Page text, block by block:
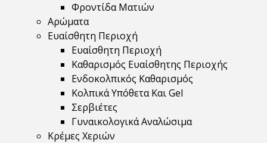
Φροντίδα Ματιών
Αρώματα
Ευαίσθητη Περιοχή
Ευαίσθητη Περιοχή
Καθαρισμός Ευαίσθητης Περιοχής
Ενδοκολπικός Καθαρισμός
Κολπικά Υπόθετα Και Gel
Σερβιέτες
Γυναικολογικά Αναλώσιμα
Κρέμες Χεριών